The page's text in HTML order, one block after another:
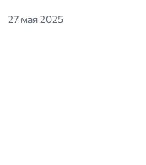
27 мая 2025